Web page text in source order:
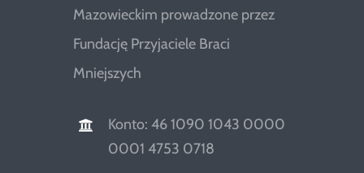
Mazowieckim prowadzone przez
Fundację Przyjaciele Braci
Mniejszych
Konto: 46 1090 1043 0000
0001 4753 0718